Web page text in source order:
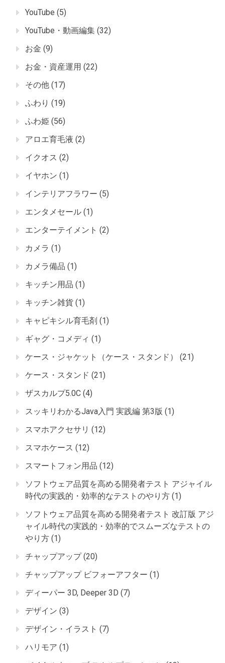
YouTube (5)
YouTube・動画編集 (32)
お金 (9)
お金・資産運用 (22)
その他 (17)
ふわり (19)
ふわ姫 (56)
アロエ育毛液 (2)
イクオス (2)
イヤホン (1)
インテリアフラワー (5)
エンタメセール (1)
エンターテイメント (2)
カメラ (1)
カメラ備品 (1)
キッチン用品 (1)
キッチン雑貨 (1)
キャピキシル育毛剤 (1)
ギャグ・コメディ (1)
ケース・ジャケット（ケース・スタンド）
(21)
ケース・スタンド (21)
ザスカルプ5.0C (4)
スッキリわかるJava入門 実践編 第3版 (1)
スマホアクセサリ (12)
スマホケース (12)
スマートフォン用品 (12)
ソフトウェア品質を高める開発者テスト アジャイル
時代の実践的・効率的なテストのやり方 (1)
ソフトウェア品質を高める開発者テスト 改訂版 アジ
ャイル時代の実践的・効率的でスムーズなテストの
やり方 (1)
チャップアップ(20)
チャップアップ ビフォーアフター (1)
ディーパー 3D, Deeper 3D (7)
デザイン (3)
デザイン・イラスト (7)
ハリモア (1)